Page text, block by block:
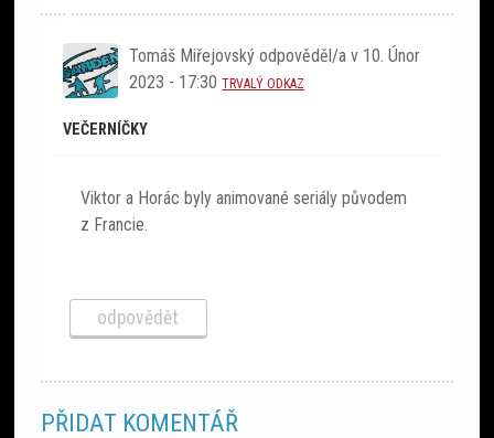
Tomáš Miřejovský odpověděl/a v 10. Únor
2023 - 17:30 TRVALÝ ODKAZ
VEČERNÍČKY
Viktor a Horác byly animované seriály původem
z Francie.
odpovědět
PŘIDAT KOMENTÁŘ